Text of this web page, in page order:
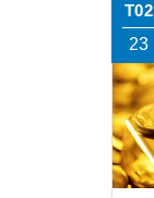
T02
23